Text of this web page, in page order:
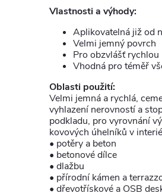
Vlastnosti a výhody:
Aplikovatelná již od
Velmi jemný povrch
Pro obzvlášť rychlou
Vhodná pro téměř
Oblasti použití:
Velmi jemná a rychlá,
vyhlazení nerovností a
podkladu, pro vyrovnání
kovových úhelníků v
• potěry a beton
• betonové dílce
• dlažbu
• přírodní kámen a
• dřevotřískové a OSB